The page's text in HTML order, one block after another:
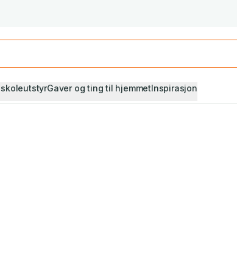
Gaver og ting til hjemmetInspirasjon